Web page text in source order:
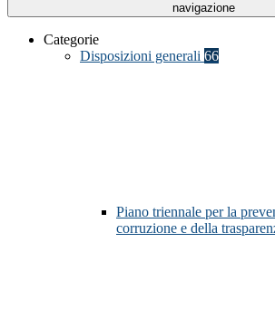
navigazione
Categorie
Disposizioni generali 66
Piano triennale per la
corruzione e della